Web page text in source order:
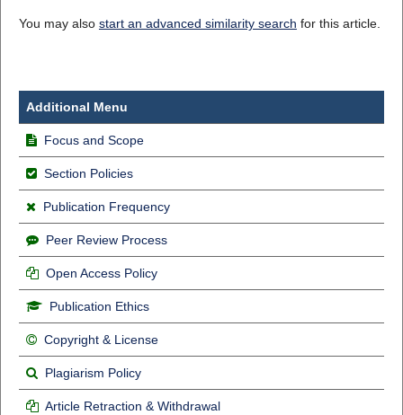
You may also start an advanced similarity search for this article.
Additional Menu
Focus and Scope
Section Policies
Publication Frequency
Peer Review Process
Open Access Policy
Publication Ethics
Copyright & License
Plagiarism Policy
Article Retraction & Withdrawal